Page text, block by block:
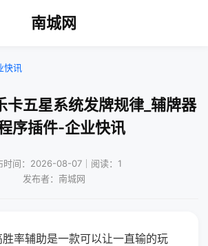
南城网
快讯
卡五星系统发牌规律_辅牌器
序插件-企业快讯
时间：2026-08-07｜阅读：1
发布者：南城网
率辅助是一款可以让一直输的玩